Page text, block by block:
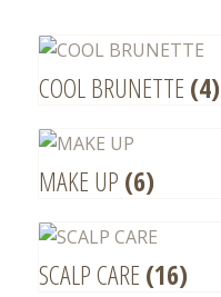
COOL BRUNETTE (4)
MAKE UP (6)
SCALP CARE (16)